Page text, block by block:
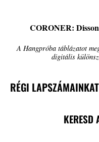
CORONER:
A Hangpróba táblázatot
digitális
RÉGI LAPSZÁMAINKAT
KERESD